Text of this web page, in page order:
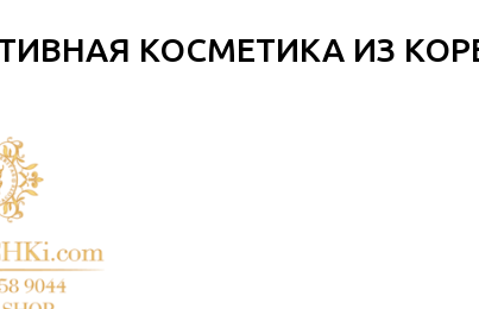
КОСМЕТИКА ИЗ